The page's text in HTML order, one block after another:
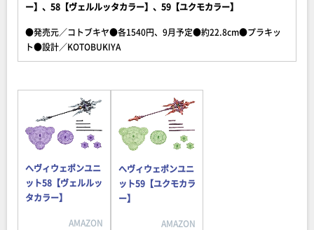
ー】、58【ヴェルルッタカラー】、59【ユクモカラー】
●発売元／コトブキヤ●各1540円、9月予定●約22.8cm●プラキッ
ト●設計／KOTOBUKIYA
へヴィウェポンユニ
ット58【ヴェルルッ
タカラー】
AMAZON
へヴィウェポンユニ
ット59【ユクモカラ
ー】
AMAZON